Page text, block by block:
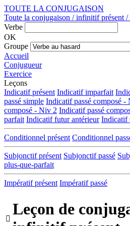
TOUTE LA CONJUGAISON
Toute la conjugaison / infinitif présent /
Verbe
OK
Groupe
Accueil
Conjugueur
Exercice
Leçons
Indicatif présent Indicatif imparfait
passé simple Indicatif passé composé -
composé - Niv 2 Indicatif passé
parfait Indicatif futur antérieur Indicatif
Conditionnel présent Conditionnel
Subjonctif présent Subjonctif passé
plus-que-parfait
Impératif présent Impératif passé

Leçon de